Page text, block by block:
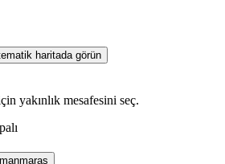
haritada görün
yakınlık mesafesini seç.